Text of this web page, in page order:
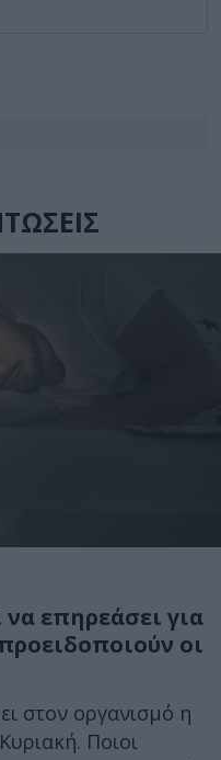
επηρεάσει για
οι
στον οργανισμό η
Ποιοι